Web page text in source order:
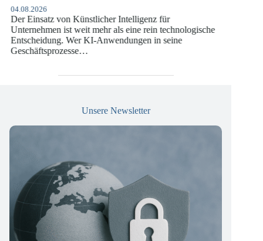
Künstlicher Intelligenz für
ist weit mehr als eine rein technologische
Wer KI-Anwendungen in seine
Die europäische
vergangenen Jahren
Unsere Newsletter